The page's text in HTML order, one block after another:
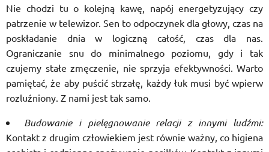
Nie chodzi tu o kolejną kawę, napój energetyzujący czy
patrzenie w telewizor. Sen to odpoczynek dla głowy, czas na
poskładanie dnia w logiczną całość, czas dla nas.
Ograniczanie snu do minimalnego poziomu, gdy i tak
czujemy stałe zmęczenie, nie sprzyja efektywności. Warto
pamiętać, że aby puścić strzałę, każdy łuk musi być wpierw
rozluźniony. Z nami jest tak samo.
Budowanie i pielęgnowanie relacji z innymi ludźmi:
Kontakt z drugim człowiekiem jest równie ważny, co higiena